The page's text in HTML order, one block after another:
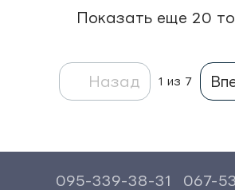
Показать еще 20
Назад 1 из 7
095-339-38-31 067-